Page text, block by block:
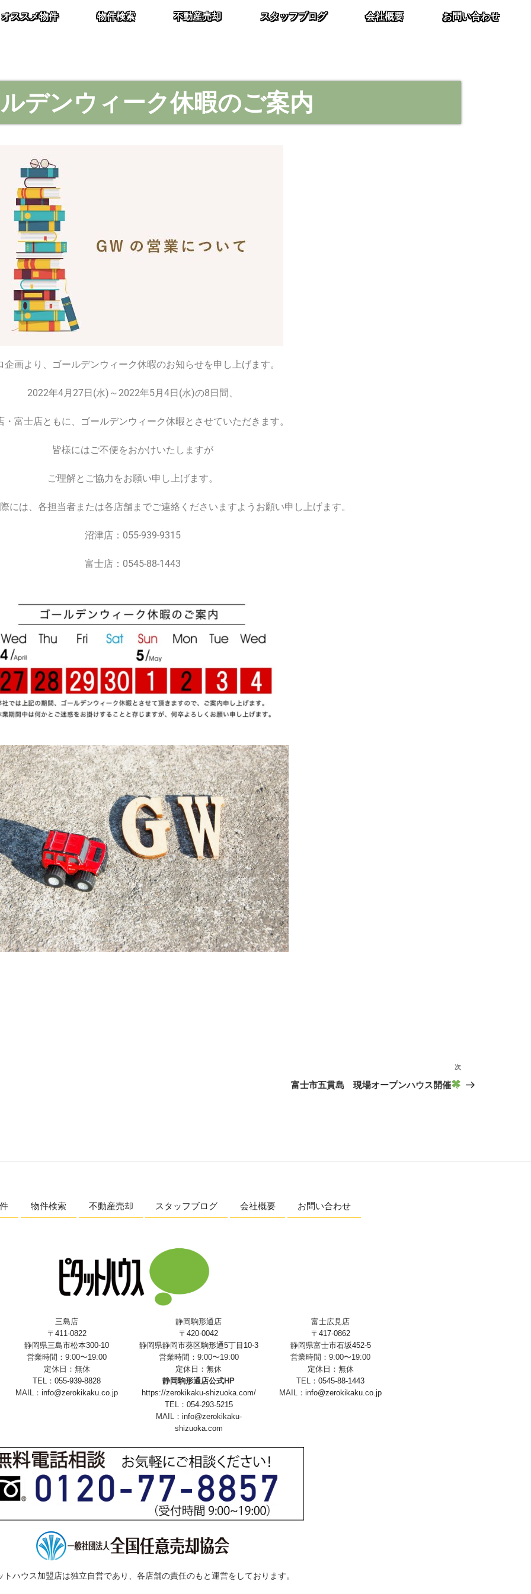
オススメ物件 物件検索 不動産売却 スタッフブログ 会社概要 お問い合わせ
デンウィーク休暇のご案内
企画より、ゴールデンウィーク休暇のお知らせを申し上げます。
2022年4月27日(水)～2022年5月4日(水)の8日間、
・富士店ともに、ゴールデンウィーク休暇とさせていただきます。
皆様にはご不便をおかけいたしますが
ご理解とご協力をお願い申し上げます。
には、各担当者または各店舗までご連絡くださいますようお願い申し上げます。
沼津店：055-939-9315
富士店：0545-88-1443
次
富士市五貫島 現場オープンハウス開催
物件検索 不動産売却 スタッフブログ 会社概要 お問い合わせ
三島店
〒411-0822
静岡県三島市松本300-10
営業時間：9:00〜19:00
定休日：無休
TEL：055-939-8828
MAIL：info@zerokikaku.co.jp
静岡駒形通店
〒420-0042
静岡県静岡市葵区駒形通5丁目10-3
営業時間：9:00〜19:00
定休日：無休
静岡駒形通店公式HP
https://zerokikaku-shizuoka.com/
TEL： 054-293-5215
MAIL： info@zerokikaku-
shizuoka.com
富士広見店
〒417-0862
静岡県富士市石坂452-5
営業時間：9:00〜19:00
定休日：無休
TEL：0545-88-1443
MAIL：info@zerokikaku.co.jp
ハウス加盟店は独立自営であり、各店舗の責任のもと運営をしております。